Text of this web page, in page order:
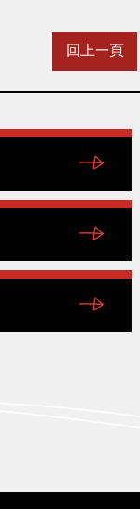
回上一頁